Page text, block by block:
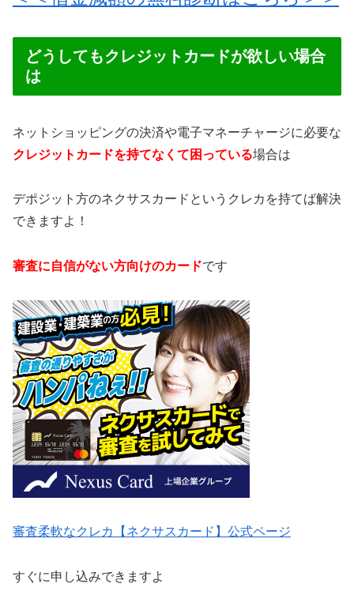
どうしてもクレジットカードが欲しい場合
は
ネットショッピングの決済や電子マネーチャージに必要な
クレジットカードを持てなくて困っている場合は
デポジット方のネクサスカードというクレカを持てば解決
できますよ！
審査に自信がない方向けのカードです
審査柔軟なクレカ【ネクサスカード】公式ページ
すぐに申し込みできますよ